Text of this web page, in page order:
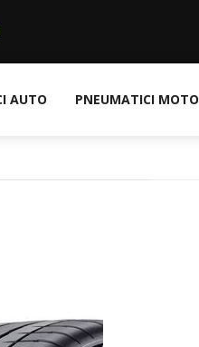
AUTO PNEUMATICI MOTO